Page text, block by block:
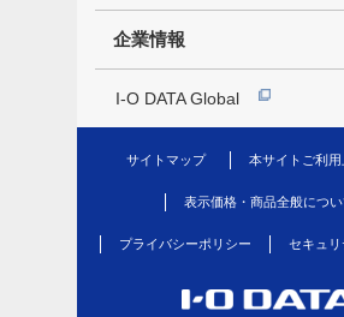
企業情報
I-O DATA Global
サイトマップ 本サイトご利
表示価格・商品全般につい
プライバシーポリシー セキュ